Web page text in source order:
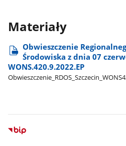
Materiały
Obwieszczenie
Środowiska z dnia 07
WONS.420.9.2022.EP